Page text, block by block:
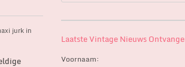
jurk in
Laatste Vintage Nieuws
Voornaam: